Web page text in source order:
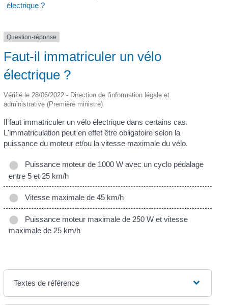
électrique ?
Question-réponse
Faut-il immatriculer un vélo
électrique ?
Vérifié le 28/06/2022 - Direction de l'information légale et
administrative (Première ministre)
Il faut immatriculer un vélo électrique dans certains cas.
L'immatriculation peut en effet être obligatoire selon la
puissance du moteur et/ou la vitesse maximale du vélo.
Puissance moteur de 1000 W avec un cyclo pédalage
entre 5 et 25 km/h
Vitesse maximale de 45 km/h
Puissance moteur maximale de 250 W et vitesse
maximale de 25 km/h
Textes de référence